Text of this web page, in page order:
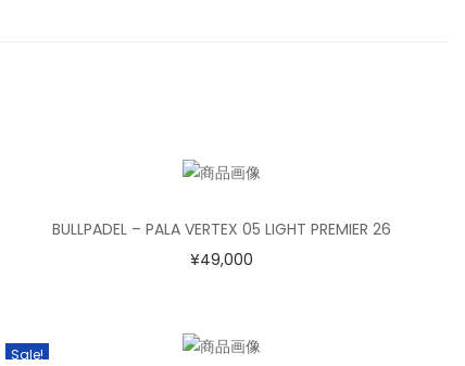
BULLPADEL – PALA VERTEX 05 LIGHT PREMIER 26
¥49,000
Sale!